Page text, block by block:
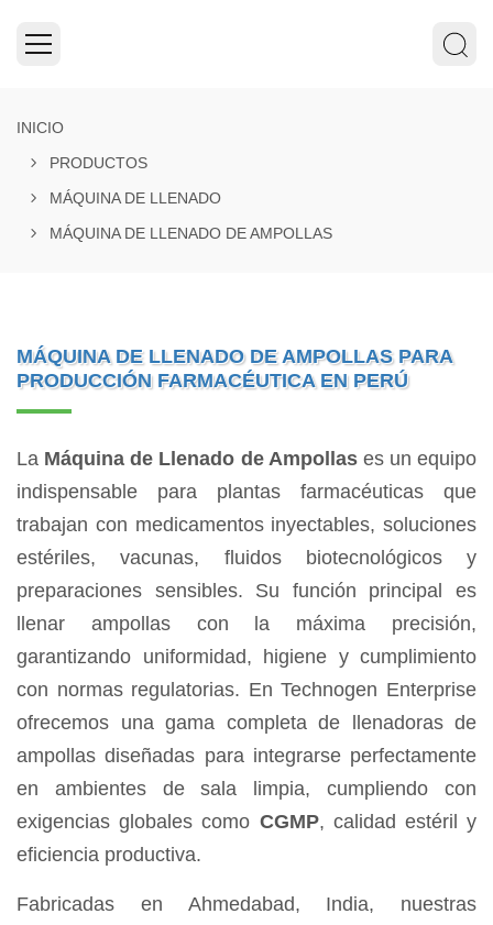
INICIO
PRODUCTOS
MÁQUINA DE LLENADO
MÁQUINA DE LLENADO DE AMPOLLAS
MÁQUINA DE LLENADO DE AMPOLLAS PARA
PRODUCCIÓN FARMACÉUTICA EN PERÚ
La Máquina de Llenado de Ampollases un equipo
indispensable para plantas farmacéuticas que
trabajan con medicamentos inyectables, soluciones
estériles, vacunas, fluidos biotecnológicos y
preparaciones sensibles. Su función principal es
llenar ampollas con la máxima precisión,
garantizando uniformidad, higiene y cumplimiento
con normas regulatorias. EnTechnogen Enterprise
ofrecemos una gama completa de llenadoras de
ampollas diseñadas para integrarse perfectamente
en ambientes de sala limpia, cumpliendo con
exigencias globales como CGMP, calidad estéril y
eficiencia productiva.
Fabricadas en Ahmedabad, India, nuestras